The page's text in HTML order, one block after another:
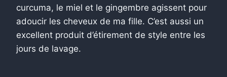
curcuma, le miel et le gingembre agissent pour
adoucir les cheveux de ma fille. C’est aussi un
excellent produit d’étirement de style entre les
jours de lavage.